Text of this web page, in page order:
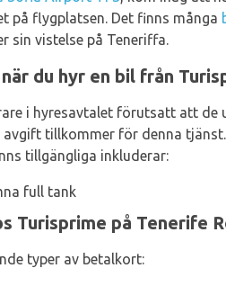
på flygplatsen. Det finns många
sin vistelse på Teneriffa.
du hyr en bil från
i hyresavtalet förutsatt att de
tillkommer för denna
tillgängliga inkluderar:
full tank
Turisprime på Tenerife
typer av betalkort: